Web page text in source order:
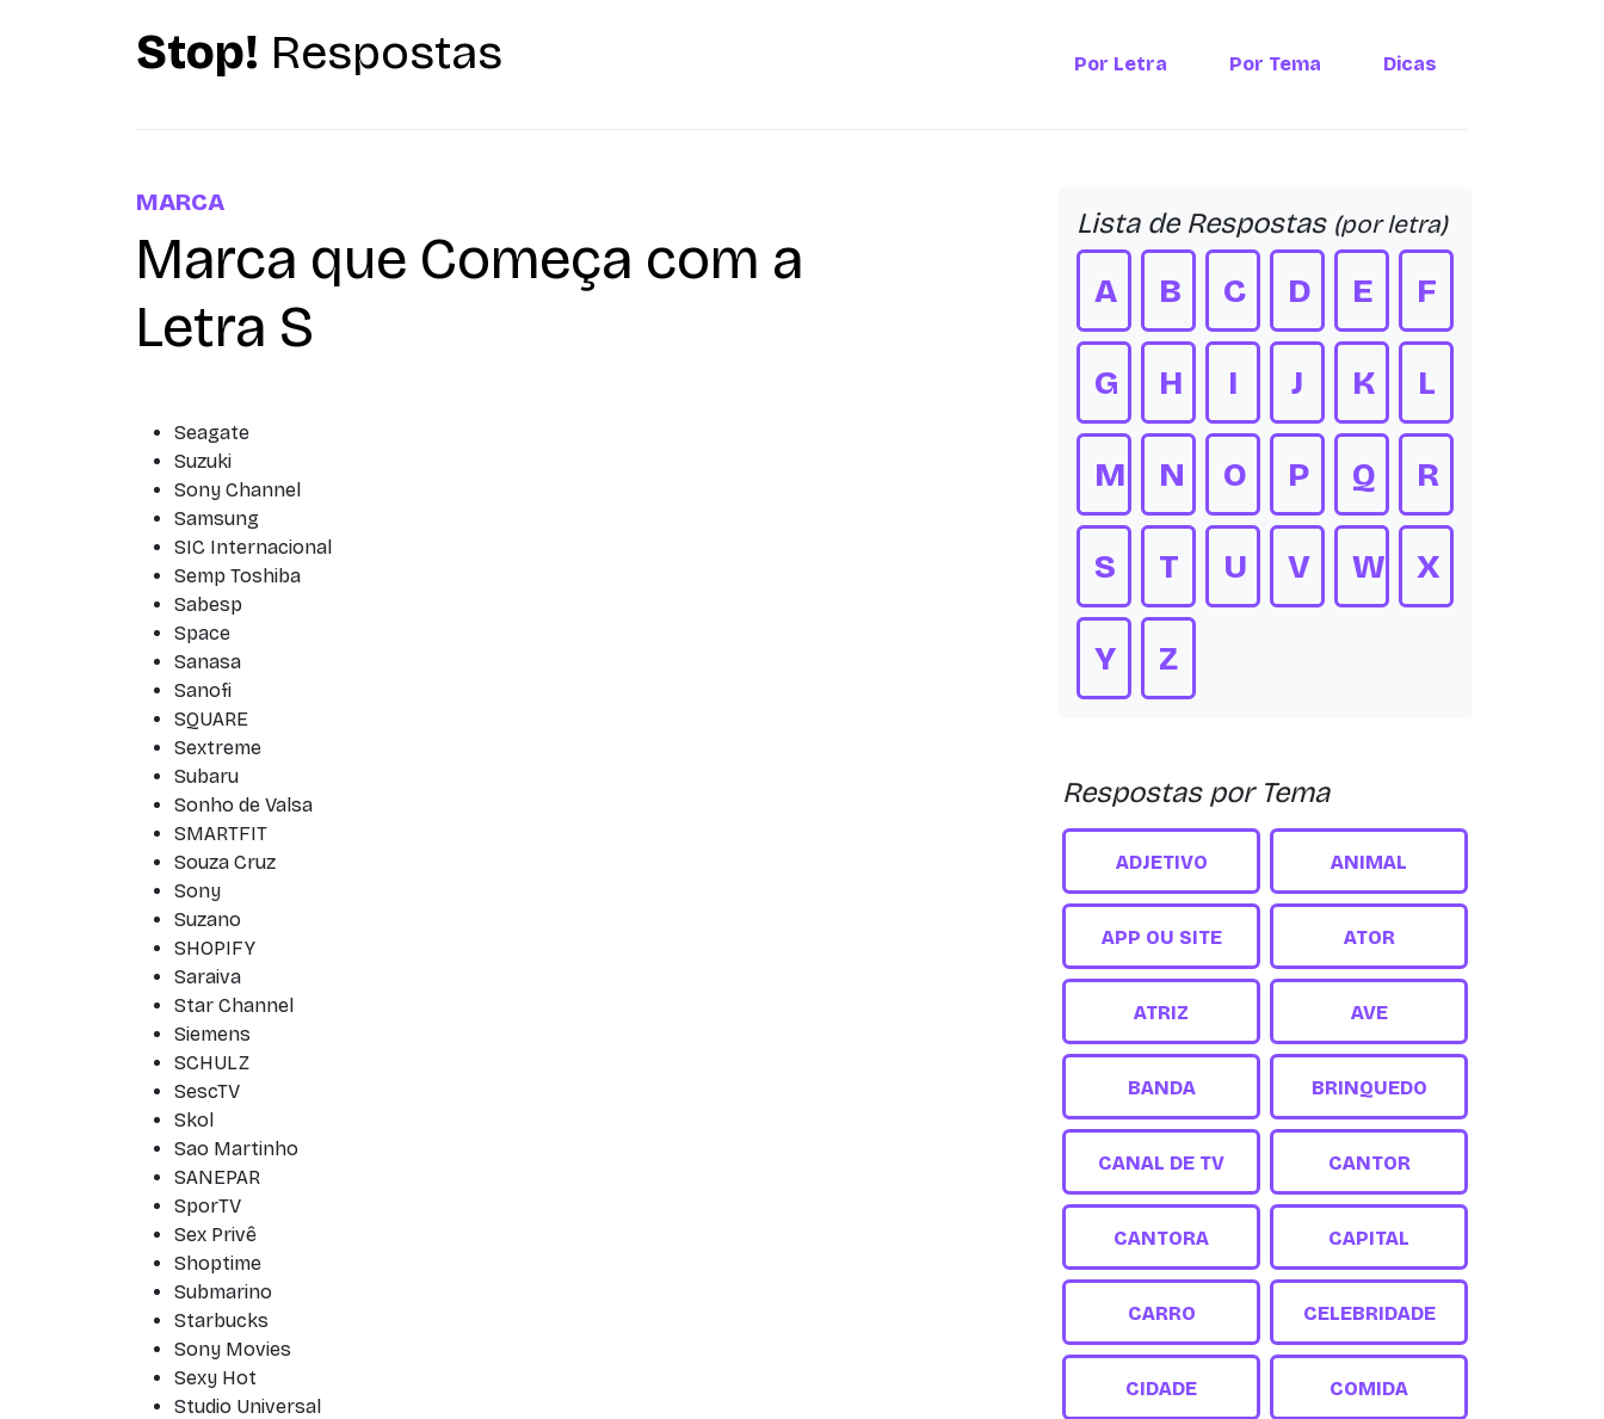
Stop! Respostas Por Letra Por Tema Dicas
MARCA
Marca que Começa com a
Letra S
Seagate
Suzuki
Sony Channel
Samsung
SIC Internacional
Semp Toshiba
Sabesp
Space
Sanasa
Sanofi
SQUARE
Sextreme
Subaru
Sonho de Valsa
SMARTFIT
Souza Cruz
Sony
Suzano
SHOPIFY
Saraiva
Star Channel
Siemens
SCHULZ
SescTV
Skol
Sao Martinho
SANEPAR
SporTV
Sex Privê
Shoptime
Submarino
Starbucks
Sony Movies
Sexy Hot
Studio Universal
Lista de Respostas (por letra)
A B C D E F
G H I J K L
M N O P Q R
S T U V W X
Y Z
Respostas por Tema
ADJETIVO ANIMAL
APP OU SITE ATOR
ATRIZ AVE
BANDA BRINQUEDO
CANAL DE TV CANTOR
CANTORA CAPITAL
CARRO CELEBRIDADE
CIDADE COMIDA